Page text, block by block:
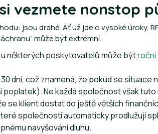
vezmete nonstop
jsou drahé. Ať už jde o vysoké úroky,
může být extrémní.
u některých poskytovatelů může být
dní, což znamená, že pokud se situace
Ne každá společnost však
se klient dostat do ještě větších
společnosti automaticky prodlužují
navyšování dluhu.